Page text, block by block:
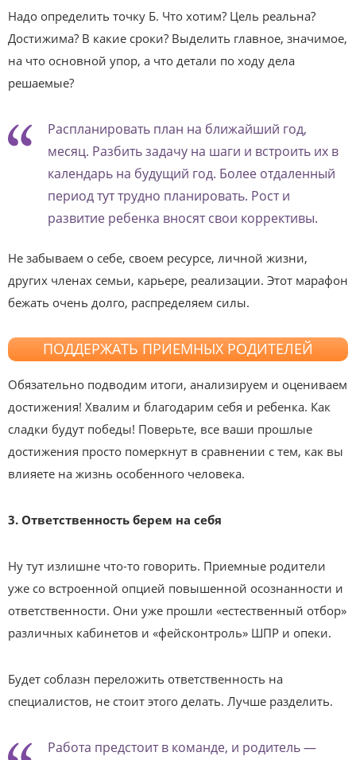
Надо определить точку Б. Что хотим? Цель реальна?
Достижима? В какие сроки? Выделить главное, значимое,
на что основной упор, а что детали по ходу дела
решаемые?
Распланировать план на ближайший год,
месяц. Разбить задачу на шаги и встроить их в
календарь на будущий год. Более отдаленный
период тут трудно планировать. Рост и
развитие ребенка вносят свои коррективы.
Не забываем о себе, своем ресурсе, личной жизни,
других членах семьи, карьере, реализации. Этот марафон
бежать очень долго, распределяем силы.
ПОДДЕРЖАТЬ ПРИЕМНЫХ РОДИТЕЛЕЙ
Обязательно подводим итоги, анализируем и оцениваем
достижения! Хвалим и благодарим себя и ребенка. Как
сладки будут победы! Поверьте, все ваши прошлые
достижения просто померкнут в сравнении с тем, как вы
влияете на жизнь особенного человека.
3. Ответственность берем на себя
Ну тут излишне что-то говорить. Приемные родители
уже со встроенной опцией повышенной осознанности и
ответственности. Они уже прошли «естественный отбор»
различных кабинетов и «фейсконтроль» ШПР и опеки.
Будет соблазн переложить ответственность на
специалистов, не стоит этого делать. Лучше разделить.
Работа предстоит в команде, и родитель —